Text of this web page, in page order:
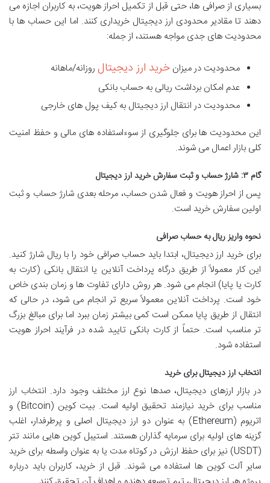
بسیاری از صرافی ها، حتی قبل از تکمیل احراز هویت، به کاربران اجازه می
دهند تا مقادیر محدودی ارز دیجیتال خریداری کنند. اما این حساب ها با
محدودیت های جدی مواجه هستند، از جمله:
محدودیت در میزان خرید ارز دیجیتال روزانه/ماهانه
عدم امکان برداشت ریالی به حساب بانکی
محدودیت در انتقال ارز دیجیتال به کیف پول های خارجی
این محدودیت ها برای جلوگیری از سوءاستفاده های مالی و حفظ امنیت
کلی بازار اعمال می شوند.
گام ۳: شارژ حساب و ثبت سفارش خرید ارز دیجیتال
پس از احراز هویت و فعال شدن حساب، مرحله بعدی شارژ حساب و ثبت
اولین سفارش خرید است.
نحوه واریز ریال به حساب صرافی
برای خرید ارز دیجیتال، ابتدا باید حساب صرافی خود را با ریال شارژ کنید.
این کار معمولاً از طریق درگاه پرداخت آنلاین یا انتقال بانکی (کارت به
کارت یا پایا) انجام می شود. هر روش دارای تفاوت ها و زمان بندی خاص
خود است. پرداخت آنلاین معمولاً سریع تر انجام می شود، در حالی که
انتقال از طریق پایا ممکن است کمی بیشتر زمان ببرد اما برای مبالغ بزرگ
تر مناسب است. حتماً از کارت بانکی تایید شده در فرآیند احراز هویت
استفاده شود.
انتخاب ارز دیجیتال برای خرید
در بازار ارزهای دیجیتال، صدها نوع ارز مختلف وجود دارد. انتخاب ارز
مناسب برای خرید نیازمند تحقیق اولیه است. بیت کوین (Bitcoin) و
اتریوم (Ethereum) به عنوان دو ارز دیجیتال اصلی و پرطرفدار، اغلب
گزینه های اولیه برای سرمایه گذاران هستند. استیبل کوین هایی مانند تتر
(USDT) نیز برای حفظ ارزش در کوتاه مدت یا به عنوان واسطه برای خرید
سایر آلت کوین ها استفاده می شوند. قبل از خرید، کاربران باید درباره